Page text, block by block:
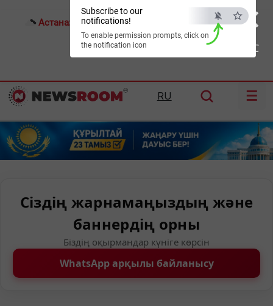
×
ESC
Subscribe to our
notifications!
To enable permission prompts, click on
the notification icon
Астана: 26°C Алматы: Шымкент:35°C
RU ☰
Сіздің жарнамаңыздың және
баннердің орны
Біздің оқырмандар күніге көрсін
WhatsApp арқылы байланысу